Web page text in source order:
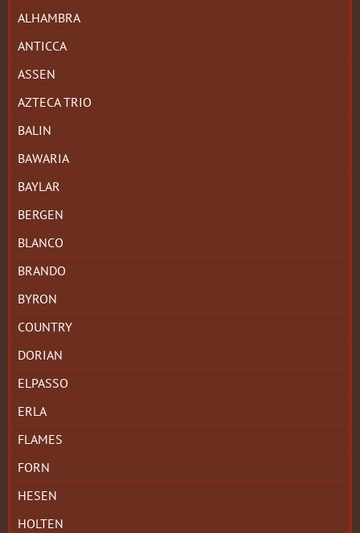
ALHAMBRA
ANTICCA
ASSEN
AZTECA TRIO
BALIN
BAWARIA
BAYLAR
BERGEN
BLANCO
BRANDO
BYRON
COUNTRY
DORIAN
ELPASSO
ERLA
FLAMES
FORN
HESEN
HOLTEN